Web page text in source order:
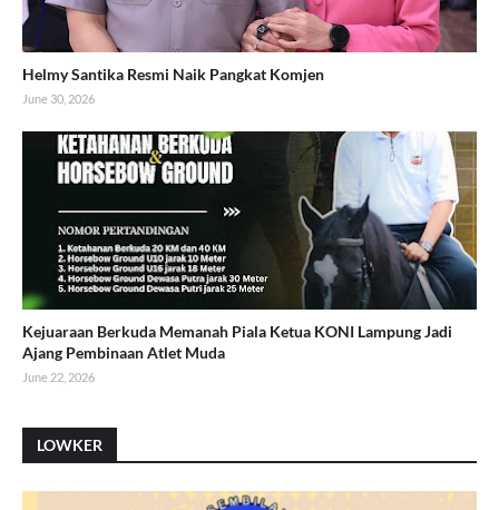
Helmy Santika Resmi Naik Pangkat Komjen
June 30, 2026
Kejuaraan Berkuda Memanah Piala Ketua KONI Lampung Jadi
Ajang Pembinaan Atlet Muda
June 22, 2026
LOWKER